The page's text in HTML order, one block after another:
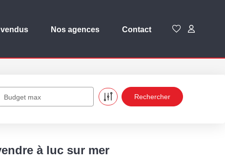
Nos agences Contact
Budget max
à luc sur mer